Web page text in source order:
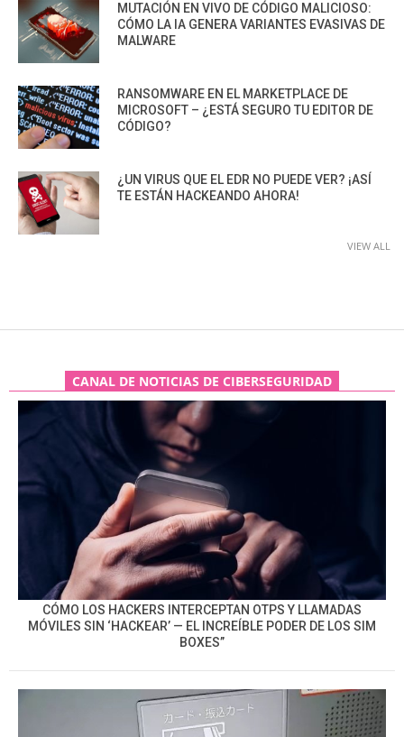
MUTACIÓN EN VIVO DE CÓDIGO MALICIOSO:
CÓMO LA IA GENERA VARIANTES EVASIVAS DE
MALWARE
RANSOMWARE EN EL MARKETPLACE DE
MICROSOFT – ¿ESTÁ SEGURO TU EDITOR DE
CÓDIGO?
¿UN VIRUS QUE EL EDR NO PUEDE VER? ¡ASÍ
TE ESTÁN HACKEANDO AHORA!
VIEW ALL
CANAL DE NOTICIAS DE CIBERSEGURIDAD
CÓMO LOS HACKERS INTERCEPTAN OTPS Y LLAMADAS
MÓVILES SIN ‘HACKEAR’ — EL INCREÍBLE PODER DE LOS SIM
BOXES”